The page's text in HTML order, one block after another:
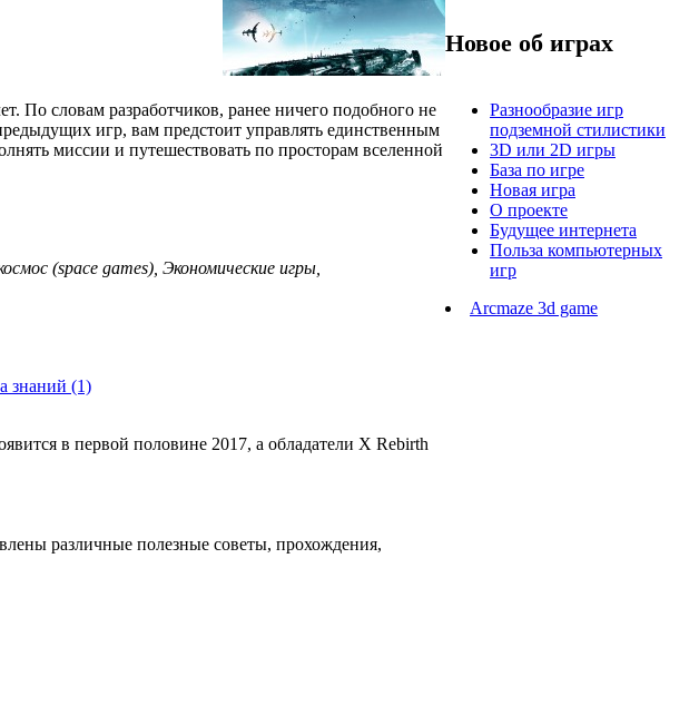
По словам разработчиков, ранее ничего подобного не
игр, вам предстоит управлять единственным
миссии и путешествовать по просторам вселенной
(space games), Экономические игры,
знаний (1)
в первой половине 2017, а обладатели X Rebirth
различные полезные советы, прохождения,
Новое об играх
Разнообразие игр
подземной стилистики
3D или 2D игры
База по игре
Новая игра
О проекте
Будущее интернета
Польза компьютерных
игр
Arcmaze 3d game